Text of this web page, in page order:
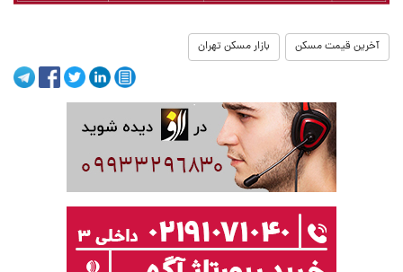
آخرین قیمت مسکن بازار مسکن تهران